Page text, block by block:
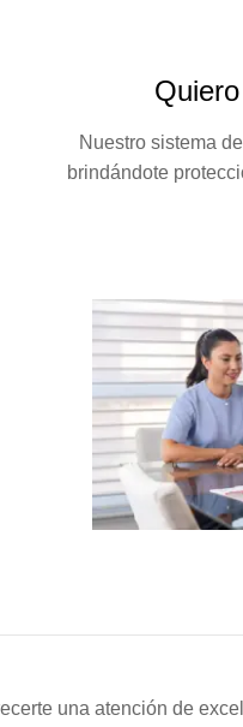
Nuestro sistema
brindándote
una atención de